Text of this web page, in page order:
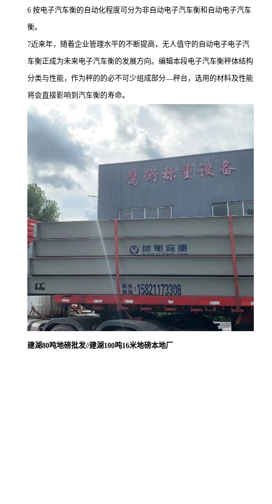
6 按电子汽车衡的自动化程度可分为非自动电子汽车衡和自动电子汽车
衡。
7近来年，随着企业管理水平的不断提高，无人值守的自动电子电子汽
车衡正成为未来电子汽车衡的发展方向。编辑本段电子汽车衡秤体结构
分类与性能，作为秤的的必不可少组成部分—秤台，选用的材料及性能
将会直接影响到汽车衡的寿命。
建湖80吨地磅批发//建湖100吨16米地磅本地厂